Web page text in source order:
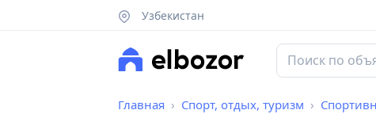
Узбекистан
Главная Спорт, отдых, туризм